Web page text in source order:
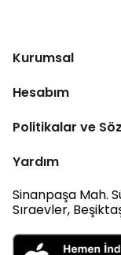
Kurumsal
Hesabım
Politikalar ve
Yardım
Sinanpaşa Mah.
Sıraevler,